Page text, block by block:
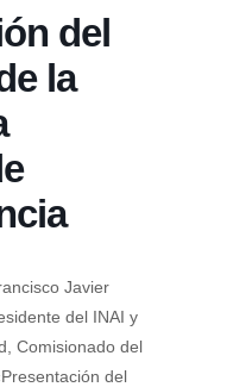
del
la
Javier
del INAI y
Comisionado del
del